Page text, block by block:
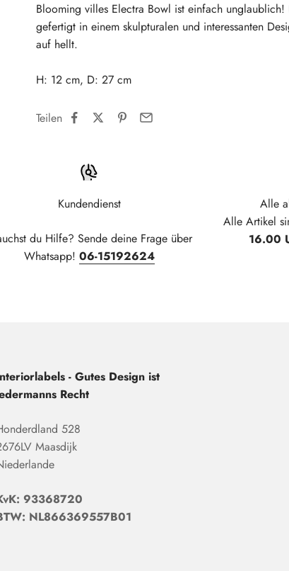
Blooming villes Electra Bowl ist einfach unglaublich!
gefertigt in einem skulpturalen und interessanten
auf hellt.
H: 12 cm, D: 27 cm
Teilen
Kundendienst
du Hilfe? Sende deine Frage über
Whatsapp! 06-15192624
Alle
Alle Artikel
16.00
- Gutes Design ist
Recht
528
Maasdijk
93368720
NL866369557B01